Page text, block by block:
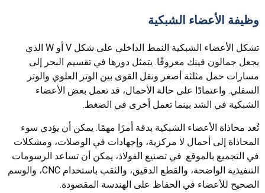
وظيفة الأعضاء الشبكية
تشكل الأعضاء الشبكية النمط الداخلي على شكل V أو W الذي
يجعل جمالون فينك معروفًا. يتمثل دورها في تقسيم البحر إلى
مسارات حمل مثلثة أصغر ونقل القوى بين الوتر العلوي والوتر
السفلي. واعتمادًا على حالة الأحمال، قد تعمل بعض الأعضاء
الشبكية في الشد بينما تعمل أخرى في الضغط.
تُعد محاذاة الأعضاء الشبكية بدقة أمرًا مهمًا. يمكن أن يؤدي سوء
المحاذاة إلى أحمال لا مركزية، وإجهادات في الوصلات، ومشكلات
في التجميع بالموقع. في تصنيع الفولاذ، يمكن أن تساعد الرسومات
التنفيذية الواضحة، والقطع الدقيق، والثقب باستخدام CNC، والوسم
الصحيح للأعضاء في الحفاظ على الهندسة المقصودة.